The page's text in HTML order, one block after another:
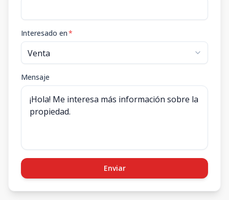
Interesado en*
Mensaje
Enviar